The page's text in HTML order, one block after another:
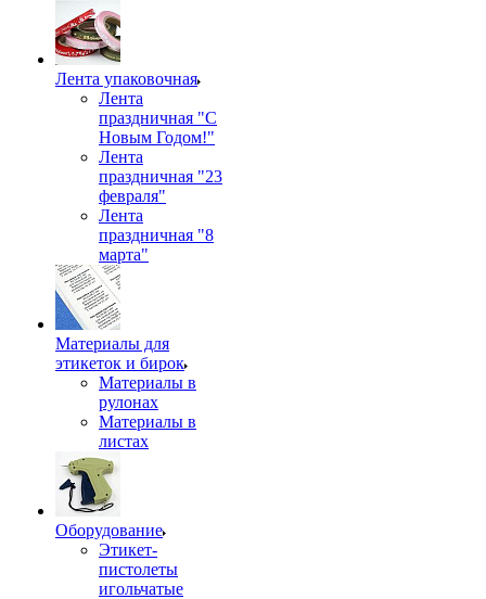
Лента упаковочная
Лента
праздничная "С
Новым Годом!"
Лента
праздничная "23
февраля"
Лента
праздничная "8
марта"
Материалы для
этикеток и бирок
Материалы в
рулонах
Материалы в
листах
Оборудование
Этикет-
пистолеты
игольчатые